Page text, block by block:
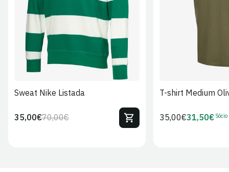
S XL 2XL
Sweat Nike Listada
Preço
70,00€Preço
35,00€
T-shirt Medium
Preço
35,00€Preço
31,50€ Sócio